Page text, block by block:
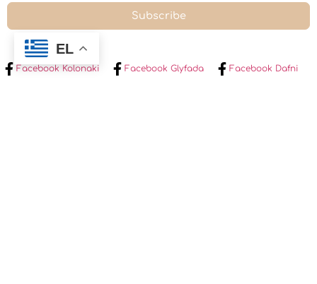
Subscribe
Facebook Kolonaki Facebook Glyfada Facebook Dafni
EL